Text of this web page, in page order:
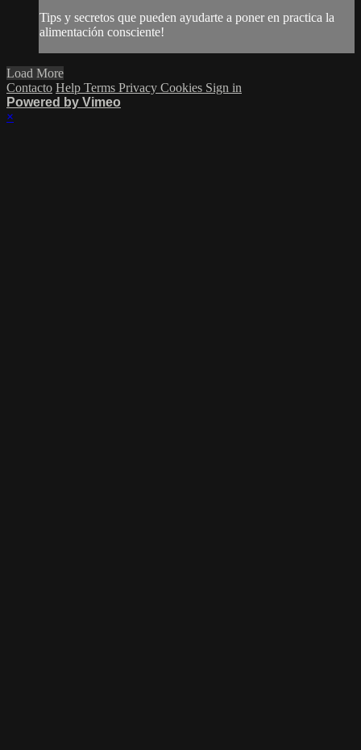
Tips y secretos que pueden ayudarte a poner en practica la
alimentación consciente!
Load More
Contacto Help Terms Privacy Cookies Sign in
Powered by Vimeo
×